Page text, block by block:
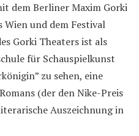
dem Berliner Maxim Gorki
Wien und dem Festival
Gorki Theaters ist als
für Schauspielkunst
zu sehen, eine
(der den Nike-Preis
Auszeichnung in